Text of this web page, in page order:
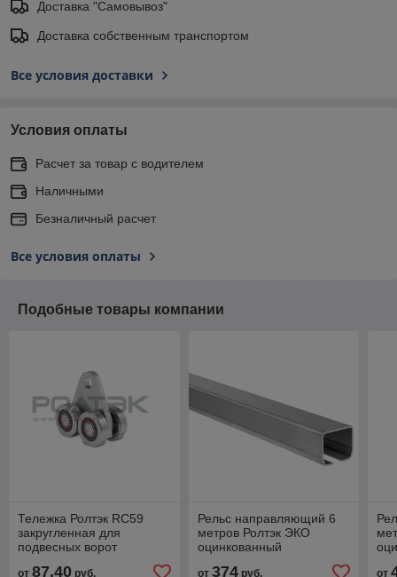
Доставка "Самовывоз"
Доставка собственным транспортом
Все условия доставки
Условия оплаты
Расчет за товар с водителем
Наличными
Безналичный расчет
Все условия оплаты
Подобные товары компании
Тележка Ролтэк RC59
закругленная для
подвесных ворот
от 87,40 руб.
Рельс направляющий 6
метров Ролтэк ЭКО
оцинкованный
от 374руб. от